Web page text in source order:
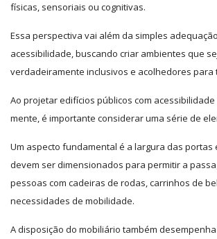
físicas, sensoriais ou cognitivas.
Essa perspectiva vai além da simples
acessibilidade, buscando criar ambientes que
verdadeiramente inclusivos e acolhedores para
Ao projetar edifícios públicos com
mente, é importante considerar uma série de
Um aspecto fundamental é a largura das portas
devem ser dimensionados para permitir a
pessoas com cadeiras de rodas, carrinhos de
necessidades de mobilidade.
A disposição do mobiliário também